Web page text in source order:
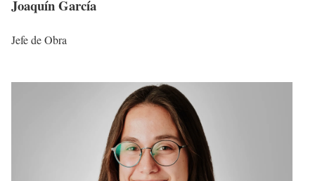
Joaquín García
Jefe de Obra